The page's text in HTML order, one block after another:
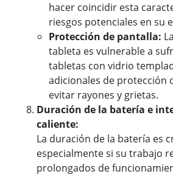
hacer coincidir esta
riesgos potenciales en su
Protección de pantalla:
tableta es vulnerable a
tabletas con vidrio
adicionales de protección
evitar rayones y grietas.
Duración de la batería e
caliente:
La duración de la batería es
especialmente si su trabajo
prolongados de